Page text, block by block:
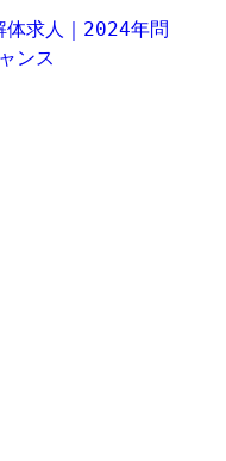
体求人｜2024年問
ンス